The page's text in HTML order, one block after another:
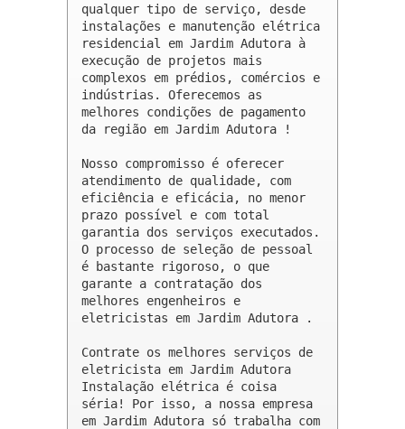
qualquer tipo de serviço, desde
instalações e manutenção elétrica
residencial em Jardim Adutora à
execução de projetos mais
complexos em prédios, comércios e
indústrias. Oferecemos as
melhores condições de pagamento
da região em Jardim Adutora !
Nosso compromisso é oferecer
atendimento de qualidade, com
eficiência e eficácia, no menor
prazo possível e com total
garantia dos serviços executados.
O processo de seleção de pessoal
é bastante rigoroso, o que
garante a contratação dos
melhores engenheiros e
eletricistas em Jardim Adutora .
Contrate os melhores serviços de
eletricista em Jardim Adutora
Instalação elétrica é coisa
séria! Por isso, a nossa empresa
em Jardim Adutora só trabalha com